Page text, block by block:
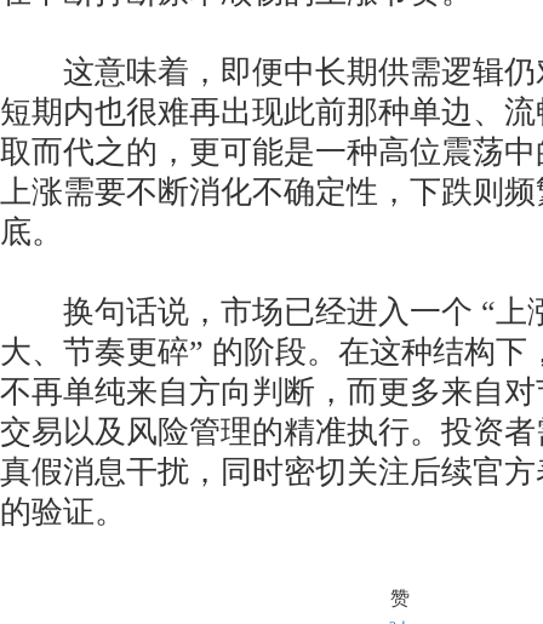
这意味着，即便中长期供需逻辑仍
短期内也很难再出现此前那种单边、
取而代之的，更可能是一种高位震荡
上涨需要不断消化不确定性，下跌则
底。
换句话说，市场已经进入一个 “上
大、节奏更碎” 的阶段。在这种结构下
不再单纯来自方向判断，而更多来自
交易以及风险管理的精准执行。投资
真假消息干扰，同时密切关注后续官
的验证。
赞